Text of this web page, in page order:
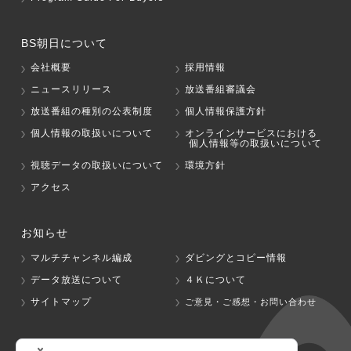
BS朝日について
会社概要
採用情報
ニュースリリース
放送番組審議会
放送番組の種別の公表制度
個人情報保護方針
個人情報の取扱いについて
オンラインサービスにおける
個人情報等の取扱いについて
視聴データの取扱いについて
環境方針
アクセス
お知らせ
マルチチャンネル編成
ダビングとコピー情報
データ放送について
４Ｋについて
サイトマップ
ご意見・ご感想・お問い合わせ
グループ会社